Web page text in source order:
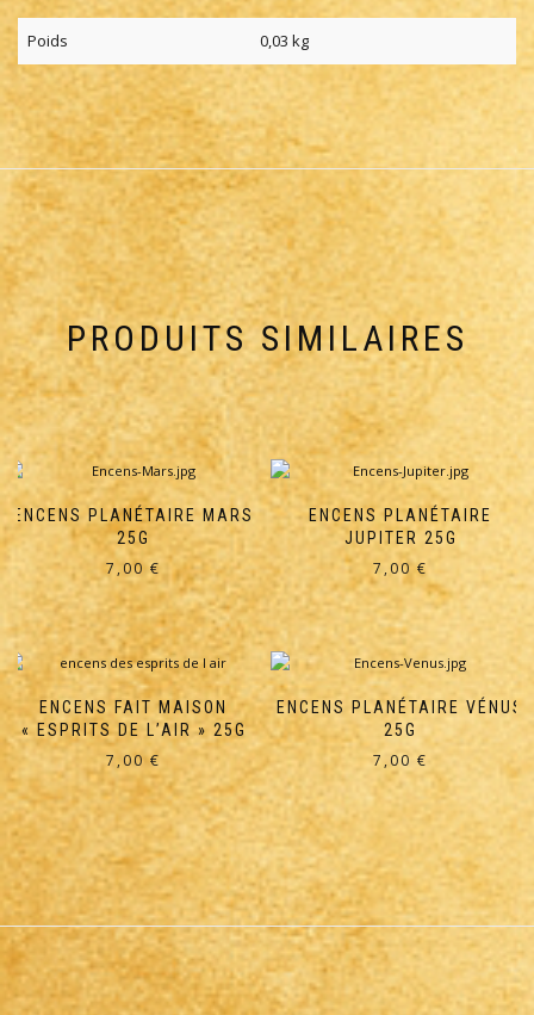
Poids 0,03 kg
PRODUITS SIMILAIRES
ENCENS PLANÉTAIRE MARS
25G
7,00€
ENCENS PLANÉTAIRE
JUPITER 25G
7,00€
ENCENS FAIT MAISON
« ESPRITS DE L’AIR » 25G
7,00€
ENCENS PLANÉTAIRE VÉNUS
25G
7,00 €